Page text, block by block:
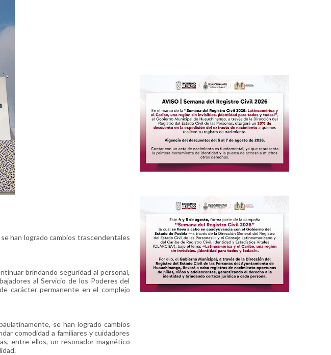
han logrado cambios trascendentales
brindando seguridad al personal,
al Servicio de los Poderes del
carácter permanente en el complejo
se han logrado cambios
comodidad a familiares y cuidadores
entre ellos, un resonador magnético